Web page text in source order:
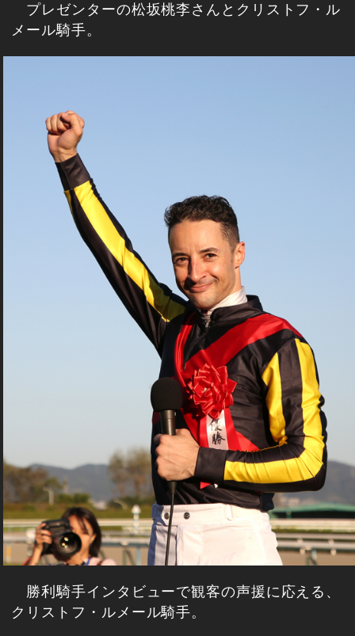
プレゼンターの松坂桃李さんとクリストフ・ル
メール騎手。
勝利騎手インタビューで観客の声援に応える、
クリストフ・ルメール騎手。